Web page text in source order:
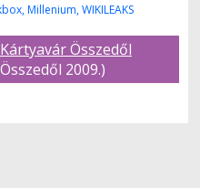
Millenium, WIKILEAKS
Összedől
2009.)